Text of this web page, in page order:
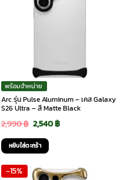
พร้อมจำหน่าย
Arc รุ่น Pulse Aluminum – เคส Galaxy
S26 Ultra – สี Matte Black
2,990฿ Original
price
was:
2,990 ฿.
2,540฿Current
2,540 ฿.
หยิบใส่ตะกร้า
-15%